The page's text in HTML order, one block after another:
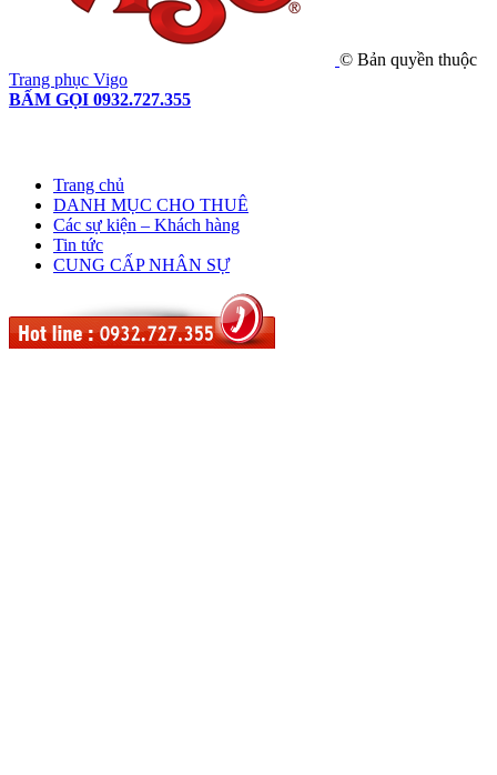
© Bản quyền thuộc
Trang phục Vigo
BẤM GỌI 0932.727.355
Trang chủ
DANH MỤC CHO THUÊ
Các sự kiện – Khách hàng
Tin tức
CUNG CẤP NHÂN SỰ